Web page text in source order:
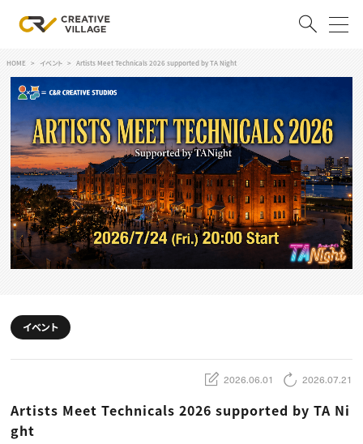
ACCOUNT
RECRUIT
クリエイター求人を探す
CREATIVE JOB求人検索
特集求人
採用説明会
転職支援サービス
CONTENTS
スキルアップしたい！ トップ
デザイン
動画配信・映像制作
ディレクション
業界解説・キャリア事情
お役立ち基礎知識
TOP Creator’s コラム
ゲームクリエイター
映像クリエイター
マーケッター
ニュース・トレンド
HOME イベント Artists Meet Technicals 2026 supported by TA Night
イベント
2026.06.01 2026.07.21
Artists Meet Technicals 2026 supported by TA Ni
ght